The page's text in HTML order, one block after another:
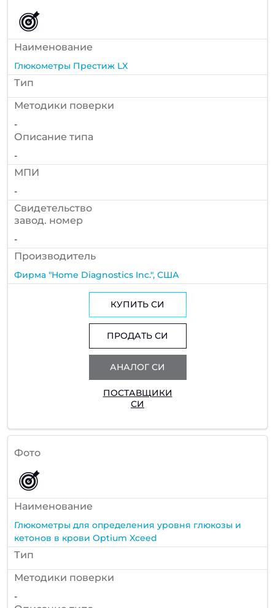
Наименование
Глюкометры Престиж LX
Тип
Методики поверки
-
Описание типа
-
МПИ
-
Cвидетельство
завод. номер
-
Производитель
Фирма "Home Diagnostics Inc.", США
КУПИТЬ СИ
ПРОДАТЬ СИ
АНАЛОГ СИ
ПОСТАВЩИКИ
СИ
Фото
Наименование
Глюкометры для определения уровня глюкозы и
кетонов в крови Optium Xceed
Тип
Методики поверки
-